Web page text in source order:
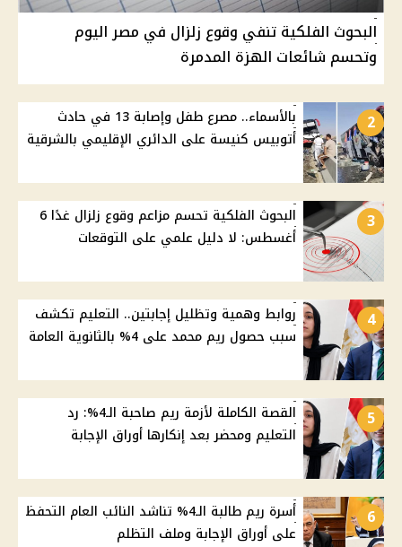
البحوث الفلكية تنفي وقوع زلزال في مصر اليوم
وتحسم شائعات الهزة المدمرة
2
بالأسماء.. مصرع طفل وإصابة 13 في حادث
أتوبيس كنيسة على الدائري الإقليمي بالشرقية
3
البحوث الفلكية تحسم مزاعم وقوع زلزال غدًا 6
أغسطس: لا دليل علمي على التوقعات
4
روابط وهمية وتظليل إجابتين.. التعليم تكشف
سبب حصول ريم محمد على 4% بالثانوية العامة
5
القصة الكاملة لأزمة ريم صاحبة الـ4%: رد
التعليم ومحضر بعد إنكارها أوراق الإجابة
6
أسرة ريم طالبة الـ4% تناشد النائب العام التحفظ
على أوراق الإجابة وملف التظلم